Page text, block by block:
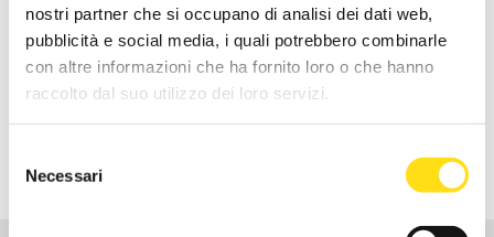
nostri partner che si occupano di analisi dei dati web,
pubblicità e social media, i quali potrebbero combinarle
con altre informazioni che ha fornito loro o che hanno
raccolto dal suo utilizzo dei loro servizi.
delNecessari
Richiedi info